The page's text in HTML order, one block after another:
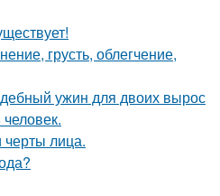
грусть, облегчение,
ужин для двоих вырос
лица.